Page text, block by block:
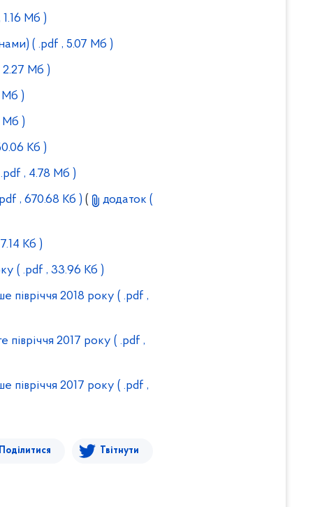
1.16 Мб )
( .pdf , 5.07 Мб )
2.27 Мб )
Мб )
Мб )
Кб )
, 4.78 Мб )
, 670.68 Кб ) ( додаток (
Кб )
( .pdf , 33.96 Кб )
півріччя 2018 року ( .pdf ,
півріччя 2017 року ( .pdf ,
півріччя 2017 року ( .pdf ,
Поділитися Твітнути